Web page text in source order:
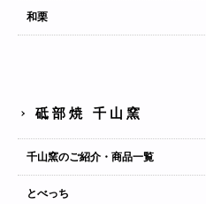
和栗
砥部焼 千山窯
千山窯のご紹介・商品一覧
とべっち